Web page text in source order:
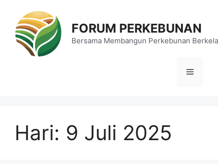
FORUM PERKEBUNAN
Bersama Membangun Perkebunan
Menu
Hari: 9 Juli 2025